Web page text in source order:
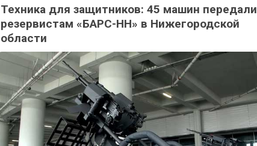
Техника для защитников: 45 машин передали
резервистам «БАРС-НН» в Нижегородской
области